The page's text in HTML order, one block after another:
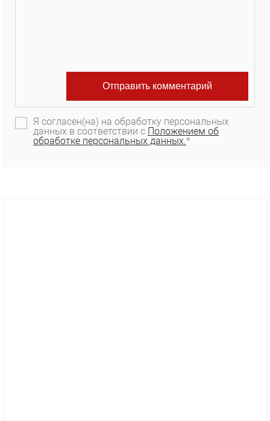
Я согласен(на) на обработку персональных
данных в соответствии с Положением об
обработке персональных данных.*